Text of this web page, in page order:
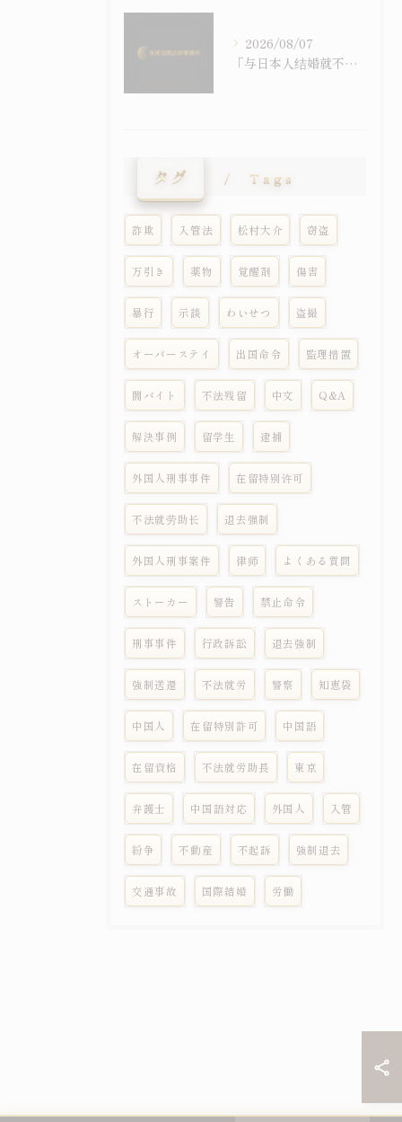
2026/08/07
「与日本人结婚就不会被强制遣返」之误解｜配偶在留资格与退去强制事由之关系
タグ Tags
詐欺 入管法 松村大介 窃盗
万引き 薬物 覚醒剤 傷害
暴行 示談 わいせつ 盗撮
オーバーステイ 出国命令 監理措置
闇バイト 不法残留 中文 Q&A
解決事例 留学生 逮捕
外国人刑事事件 在留特别许可
不法就劳助长 退去强制
外国人刑事案件 律师 よくある質問
ストーカー 警告 禁止命令
刑事事件 行政訴訟 退去強制
強制送還 不法就労 警察 知恵袋
中国人 在留特別許可 中国語
在留資格 不法就労助長 東京
弁護士 中国語対応 外国人 入管
紛争 不動産 不起訴 強制退去
交通事故 国際結婚 労働